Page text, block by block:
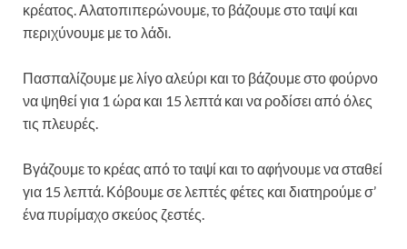
κρέατος. Αλατοπιπερώνουμε, το βάζουμε στο ταψί και
περιχύνουμε με το λάδι.
Πασπαλίζουμε με λίγο αλεύρι και το βάζουμε στο φούρνο
να ψηθεί για 1 ώρα και 15 λεπτά και να ροδίσει από όλες
τις πλευρές.
Βγάζουμε το κρέας από το ταψί και το αφήνουμε να σταθεί
για 15 λεπτά. Κόβουμε σε λεπτές φέτες και διατηρούμε σ’
ένα πυρίμαχο σκεύος ζεστές.